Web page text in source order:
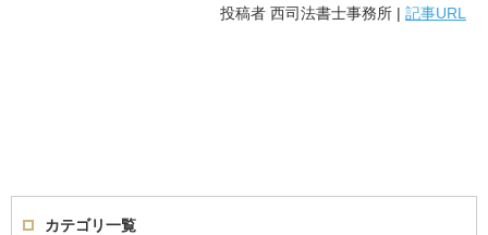
投稿者 西司法書士事務所 | 記事URL
カテゴリ一覧